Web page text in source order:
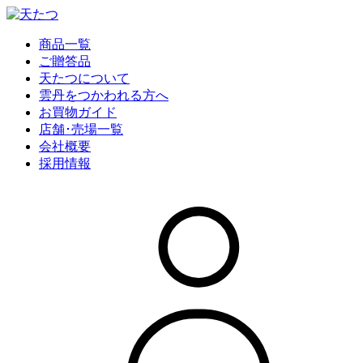
商品一覧
ご贈答品
天たつについて
雲丹をつかわれる方へ
お買物ガイド
店舗･売場一覧
会社概要
採用情報